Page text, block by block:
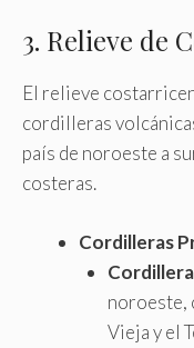
3. Relieve de
El relieve
cordilleras
país de noroeste a
costeras.
Cordilleras
noroeste,
Vieja y el